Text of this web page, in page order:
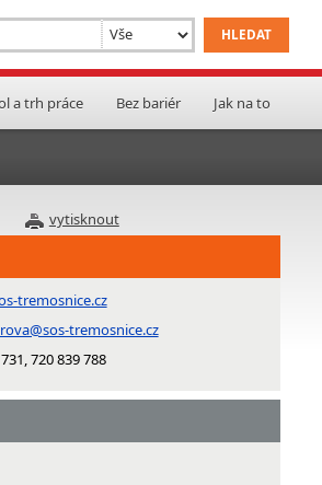
a trh práce Bez bariér Jak na to
vytisknout
tremosnice.cz
tremosnice.cz
720 839 788